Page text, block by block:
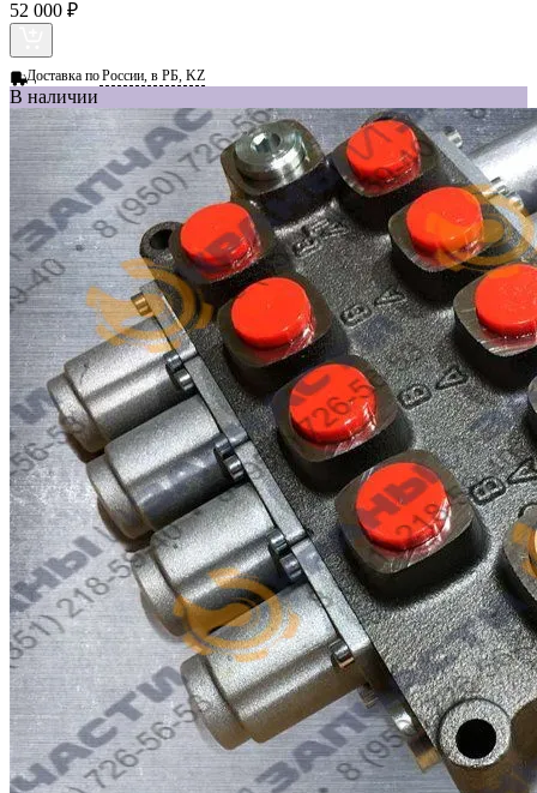
52 000 ₽
Доставка поРоссии, в РБ, KZ
В наличии